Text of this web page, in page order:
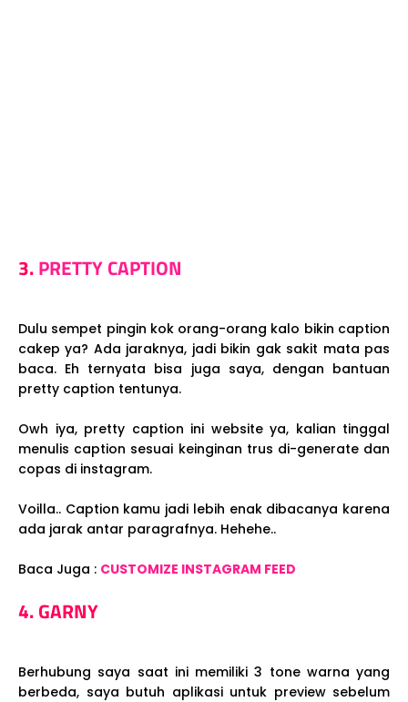
3.PRETTY CAPTION
Dulu sempet pingin kok orang-orang kalo bikin caption
cakep ya? Ada jaraknya, jadi bikin gak sakit mata pas
baca. Eh ternyata bisa juga saya, dengan bantuan
pretty caption tentunya.
Owh iya, pretty caption ini website ya, kalian tinggal
menulis caption sesuai keinginan trus di-generate dan
copas di instagram.
Voilla.. Caption kamu jadi lebih enak dibacanya karena
ada jarak antar paragrafnya. Hehehe..
Baca Juga : CUSTOMIZE INSTAGRAM FEED
4. GARNY
Berhubung saya saat ini memiliki 3 tone warna yang
berbeda, saya butuh aplikasi untuk preview sebelum